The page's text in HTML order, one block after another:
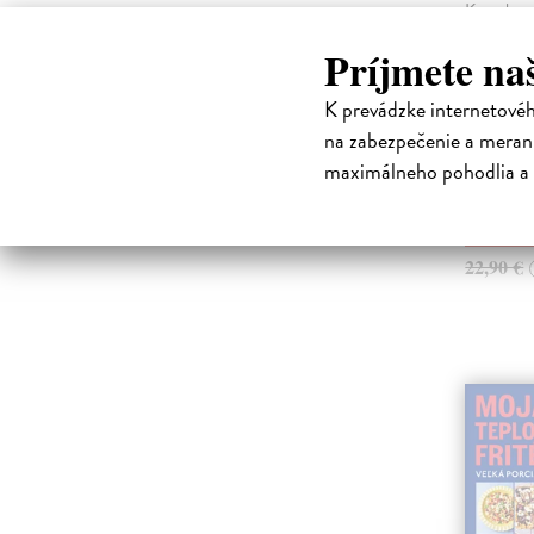
Príjmete
K prevádzke
na zabezpečenie a
maximálneho pohodlia
Ak
neviete,
tou
Na
22,90 €